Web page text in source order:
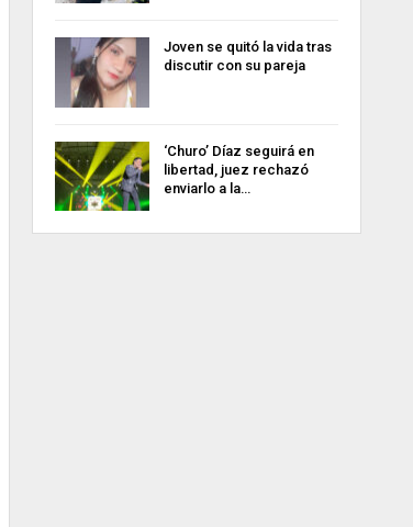
Joven se quitó la vida tras
discutir con su pareja
‘Churo’ Díaz seguirá en
libertad, juez rechazó
enviarlo a la…